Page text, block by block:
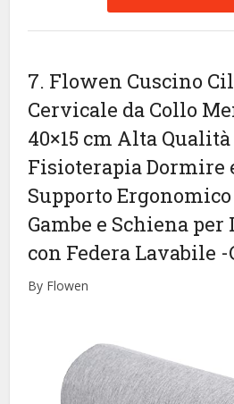
7. Flowen Cuscino
Cervicale da Collo
40×15 cm Alta
Fisioterapia Dormire
Supporto
Gambe e Schiena per
con Federa Lavabile -
By Flowen